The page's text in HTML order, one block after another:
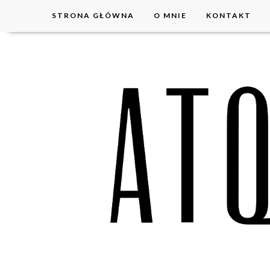
STRONA GŁÓWNA O MNIE KONTAKT